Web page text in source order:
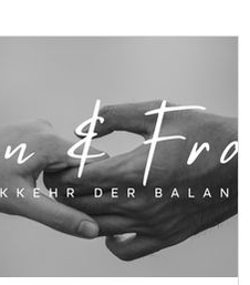
Energetische Arbeit
Achtsamkeit & Übergänge